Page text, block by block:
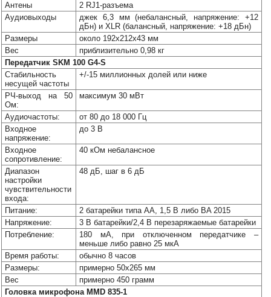
Антены
2 RJ1-разъема
Аудиовыходы
джек 6,3 мм (небалансный, напряжение: +12
дБн) и XLR (балансный, напряжение: +18 дБн)
Размеры
около 192x212x43 мм
Вес
приблизительно 0,98 кг
Передатчик SKM 100 G4-S
Стабильность
несущей частоты
+/-15 миллионных долей или ниже
РЧ-выход на 50
Ом:
максимум 30 мВт
Аудиочастоты:
от 80 до 18 000 Гц
Входное
напряжение:
до 3 В
Входное
сопротивление:
40 кОм небалансное
Диапазон
настройки
чувствительности
входа:
48 дБ, шаг в 6 дБ
Питание:
2 батарейки типа АА, 1,5 В либо BA 2015
Напряжение:
3 В батарейки/2,4 В перезаряжаемые батарейки
Потребление:
180 мА, при отключенном передатчике –
меньше либо равно 25 мкА
Время работы:
обычно 8 часов
Размеры:
примерно 50x265 мм
Вес
примерно 450 грамм
Головка микрофона MMD 835-1